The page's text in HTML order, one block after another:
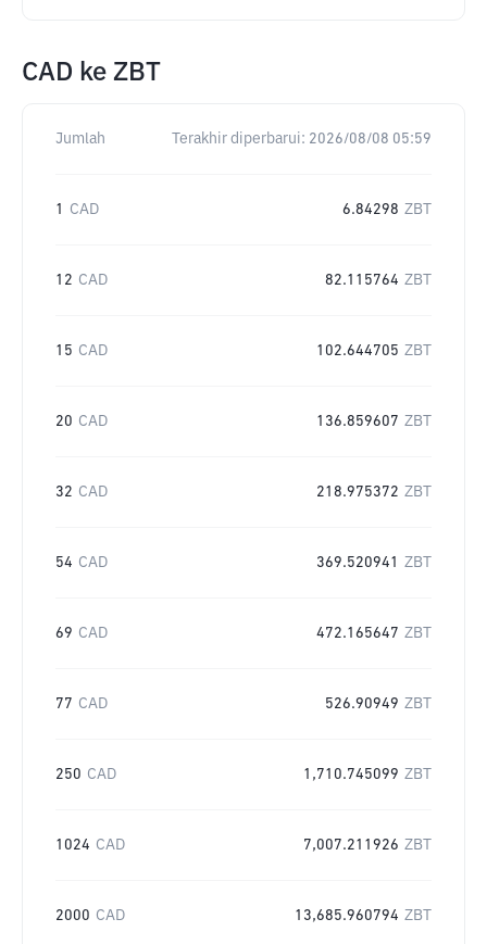
CAD ke ZBT
Jumlah Terakhir diperbarui: 2026/08/08 05:59
1 CAD 6.84298 ZBT
12 CAD 82.115764 ZBT
15 CAD 102.644705 ZBT
20 CAD 136.859607 ZBT
32 CAD 218.975372 ZBT
54 CAD 369.520941 ZBT
69 CAD 472.165647 ZBT
77 CAD 526.90949 ZBT
250 CAD 1,710.745099 ZBT
1024 CAD 7,007.211926 ZBT
2000 CAD 13,685.960794 ZBT